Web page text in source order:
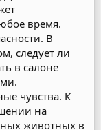
время.
В
следует ли
в салоне
чувства. К
на
животных в